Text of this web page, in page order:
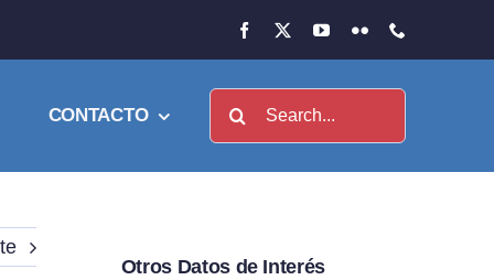
CONTACTO Buscar:
Otros Datos de Interés